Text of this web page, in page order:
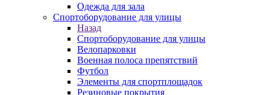
Одежда для зала
Спортоборудование для улицы
Назад
Спортоборудование для улицы
Велопарковки
Военная полоса препятствий
Футбол
Элементы для спортплощадок
Резиновые покрытия